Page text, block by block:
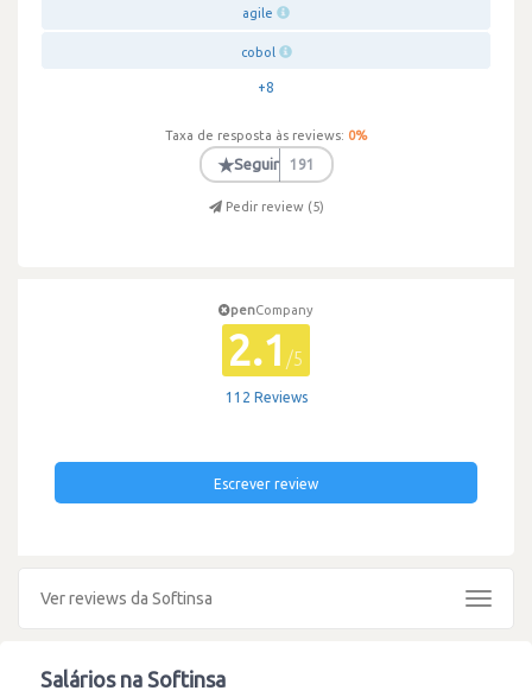
agile
cobol
+8
Taxa de resposta às reviews: 0%
★Seguir 191
Pedir review (5)
penCompany
2.1 /5
112 Reviews
Escrever review
Ver reviews da Softinsa
Toggle
Salários na Softinsa